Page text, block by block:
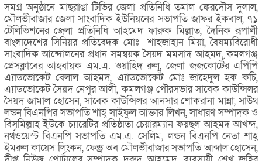
সমগ্র অনুষ্ঠানে মাছরাঙা টিভির জেলা প্রতিনিধি তমাল ফেরদৌস দুলাল,
মৌলভীবাজার জেলা সাংবাদিক ইউনিয়নের সভাপতি জাফর ইকবাল, ৭১
টেলিভিশনের জেলা প্রতিনিধি আহমেদ ফারুক মিল্লাত, দৈনিক রূপালী
বাংলাদেশের সিনিয়র প্রতিবেদক মোঃ শাহজাহান মিয়া, বৈষম্যবিরোধী
সাংবাদিক আন্দোলনের প্রধান সমন্বয়ক সৈয়দ মমসাদ আহমদ, কমলগঞ্জ
প্রেসক্লাবের আহবায়ক এম.এ. ওয়াহিদ রুলু, জেলা জজকোর্টের এপিপি
এ্যাডভোকেট বেলাল আহমদ, এ্যাডভোকেট মোঃ জাহেদুল হক কচি,
এ্যাডভোকেট সৈয়দ নেপুর আলী, কমলগঞ্জ পৌরসভার সাবেক কাউন্সিলর
সৈয়দ জামাল হোসেন, সাবেক কাউন্সিলর আনসার শোকরানা মান্না, সাউথ
লন্ডন বিএনপির সভাপতি শাহ্ সাইফুল আক্তার লিখন, সাধারণ সম্পাদক ও
বিসমিল্লাহ ইউকে চ্যারেটির প্রতিষ্ঠাতা চেয়ারম্যান ফয়ছল আহমদ আখন্দ,
নর্থওয়েস্ট বিএনপি সভাপতি এম.এ. সেলিম, লন্ডন বিএনপি নেতা শাহ্
ইমরুল কায়েস লিংকন, ফেন্ড্র অব মৌলভীবাজার সভাপতি আব্দাল হোসেন,